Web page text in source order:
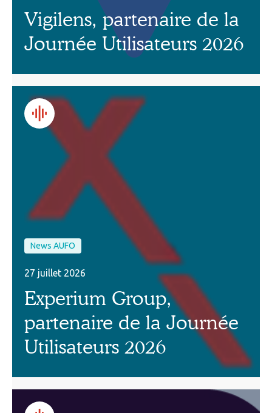
Vigilens, partenaire de la
Journée Utilisateurs 2026
News AUFO
27 juillet 2026
Experium Group,
partenaire de la Journée
Utilisateurs 2026